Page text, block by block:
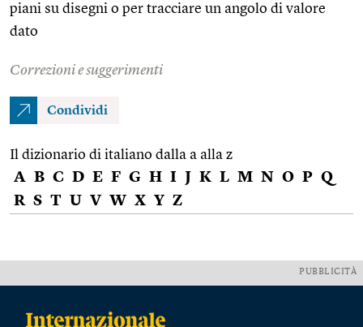
piani su disegni o per tracciare un angolo di valore
dato
Correzioni e suggerimenti
Condividi
Il dizionario di italiano dalla a alla z
A B C D E F G H I J K L M N O P Q
R S T U V W X Y Z
PUBBLICITÀ